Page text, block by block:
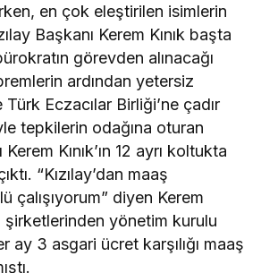
en çok eleştirilen isimlerin
Başkanı Kerem Kınık başta
görevden alınacağı
ardından yetersiz
Türk Eczacılar Birliği’ne çadır
tepkilerin odağına oturan
Kerem Kınık’ın 12 ayrı koltukta
“Kızılay’dan maaş
çalışıyorum” diyen Kerem
şirketlerinden yönetim kurulu
ay 3 asgari ücret karşılığı maaş